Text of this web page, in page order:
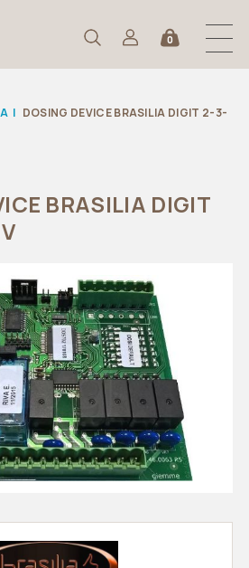
0
| DOSING DEVICE BRASILIA DIGIT 2-3-
BRASILIA DIGIT